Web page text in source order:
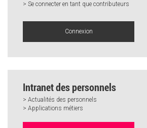
> Se connecter en tant que contributeurs
Connexion
Intranet des personnels
> Actualités des personnels
> Applications métiers